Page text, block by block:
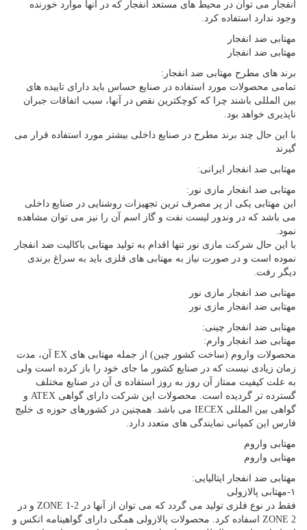
انفجار می توان در محیط های مستعد انفجار که در آنها موارد خورنده
وجود ندارد استفاده کرد.
مهتابی ضد انفجار
مهتابی ضد انفجار
برند های مطرح مهتابی ضد انفجار:
تمامی محصولات مورد استفاده در صنایع حساس باید دارای تاییده های
بین المللی باشند چرا که کوچکترین نقص در آنها، سبب اتفاقات جبران
ناپذیری خواهد بود.
با این حال چند برند مطرح در صنایع داخلی بیشتر مورد استفاده قرار می
گیرند
مهتابی ضد انفجار ایرانی:
مهتابی ضد انفجار مازی نور:
این مهتابی یکی از پر مصرف ترین تجهیزات روشنایی در صنایع داخلی
می باشد که در وندور لیست نفت و گاز اسم آن را نیز می توان مشاهده
نمود.
با این حال شرکت مازی نور تنها اقدام به تولید مهتابی باکالیت ضد انفجار
نموده است و در صورت نیاز به مهتابی های فلزی باید به سراغ برندی
دیگر رفت.
مهتابی ضد انفجار مازی نور
مهتابی ضد انفجار مازی نور
مهتابی ضد انفجار چینی:
مهتابی ضد انفجار وارم:
محصولات واروم (ساخت کشور چین) از جمله مهتابی های EX آن، مدت
زمان زیادی نیست که در صنایع کشور ما جای خود را باز کرده است ولی
به علت کیفیت ممتاز آن روز به روز استفاده ی آن در صنایع مختلف
گسترده تر گردیده است. محصولات این شرکت دارای گواهی ATEX و
گواهی بین المللی IECEX می باشد. همچنین در کشورهای حوزه ی خلیج
فارس این کمپانی نمایندگی های متعدد دارد.
مهتابی واروم
مهتابی واروم
مهتابی ضد انفجار ایتالیایی:
۱-مهتابی پالازولی
فقط در نوع فلزی تولید می گردد که می توان از آنها در ZONE 1-2 و در
ZONE 2 اسفاده کرد. محصولات پالازولی همگی دارای گواهینامه اتکس و